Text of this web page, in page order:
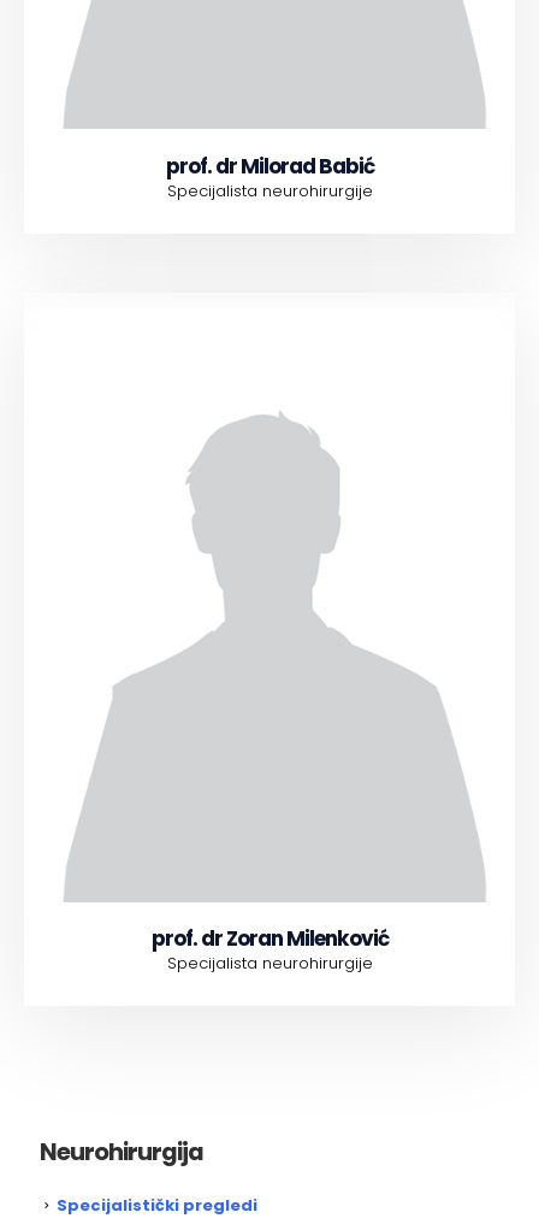
prof. dr Milorad Babić
Specijalista neurohirurgije
prof. dr Zoran Milenković
Specijalista neurohirurgije
Neurohirurgija
Specijalistički pregledi